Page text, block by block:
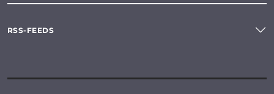
RSS-FEEDS